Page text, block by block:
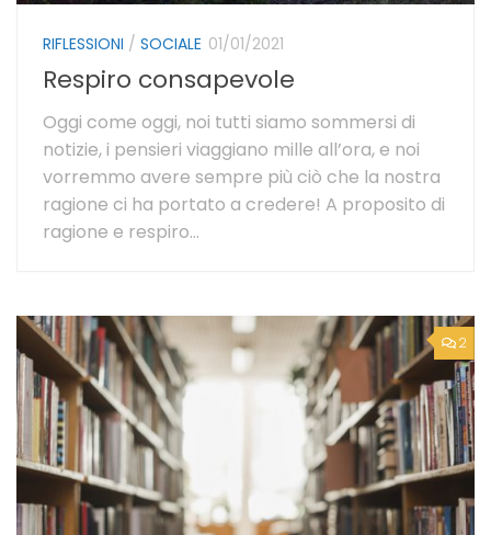
RIFLESSIONI / SOCIALE 01/01/2021
Respiro consapevole
Oggi come oggi, noi tutti siamo sommersi di
notizie, i pensieri viaggiano mille all’ora, e noi
vorremmo avere sempre più ciò che la nostra
ragione ci ha portato a credere! A proposito di
ragione e respiro...
2